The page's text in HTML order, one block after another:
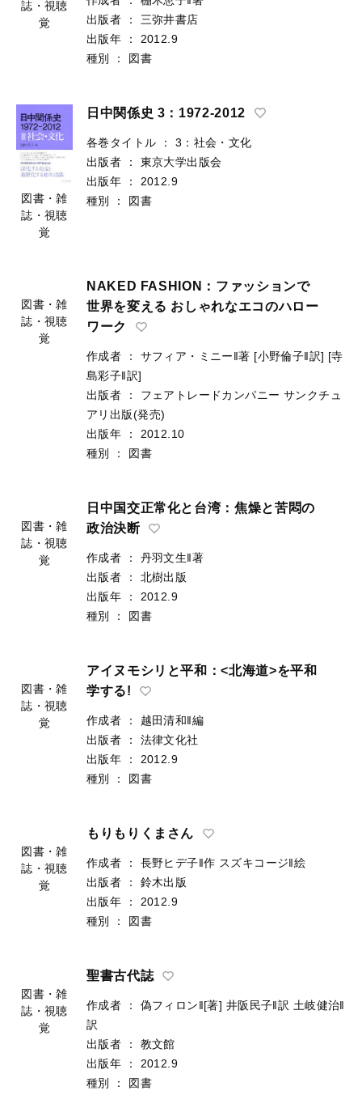
作成者 ：
棚木恵子‖著
出版者
：
三弥井書店
出版年
：
2012.9
種別
： 図書
図書・雑
誌・視聴
各巻タイトル ： 3：社会・文化
出版者
：
東京大学出版会
出版年
： 2012.9
NAKED FASHION：ファッションで
世界を変える おしゃれなエコのハロー
作成者 ： サフィア・ミニー‖著
島彩子‖訳]
出版者 ： フェアトレードカンパニー
アリ出版(発売)
出版年
： 2012.10
日中国交正常化と台湾：焦燥と苦悶の
作成者 ：
丹羽文生‖著
出版者
：
北樹出版
出版年
： 2012.9
アイヌモシリと平和：<北海道>を平和
作成者 ：
越田清和‖編
出版者
：
法律文化社
出版年
： 2012.9
作成者 ： 長野ヒデ子‖作
出版者
：
鈴木出版
出版年
： 2012.9
聖書古代誌
作成者
訳
出版者
：
教文館
出版年
： 2012.9